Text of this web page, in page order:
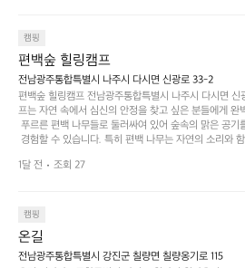
을 창출하는 시간이 될 것입니다. 특히 식사를 좋아하는
티와 지역에서 나는 신선한 재료로 만든 다양한 요리를
장성레이크 글램핑은 그 아름다운 경관과 최고 품질의
주목받고 있는 캠핑장 중 하나입니다. 주말이면 방문객
미리 일정을 계획하시는 것이 좋습니다. 나만의 프라이
람들과 함께하세요. 당신의 대자연 속 힐링을 기다리는
방문해봐야 할 명소로 자리매김하였습니다. 인기
캠핑
편백숲 힐링캠프
전남광주통합특별시 나주시 다시면 신광로 33-2
편백숲 힐링캠프 전남광주통합특별시 나주시 다시면
프는 자연 속에서 심신의 안정을 찾고 싶은 분들에게 완
푸르른 편백 나무들로 둘러싸여 있어 숲속의 맑은 공기
경험할 수 있습니다. 특히 편백 나무는 자연의 소리와
마향이 심리적 안정감을 가져다줍니다. 이곳에서 아침
피 한 잔은 그 어떤 도시의 카페에서 느끼기 힘든 특별
즐길 수 있는 기회도 많은데, 자전거를 타거나 숲속을
것도 일상의 스트레스를 잊게 해줍니다. 또한, 캠프파이
내는 것은 일상에서 벗어나 새로운 여유를 찾는 방법입
과 안전을 최우선으로 생각하고 있으며, 깨끗하고 잘 관
1달 전 조회 27
캠핑
온길
전남광주통합특별시 강진군 칠량면 칠량옹기로 115